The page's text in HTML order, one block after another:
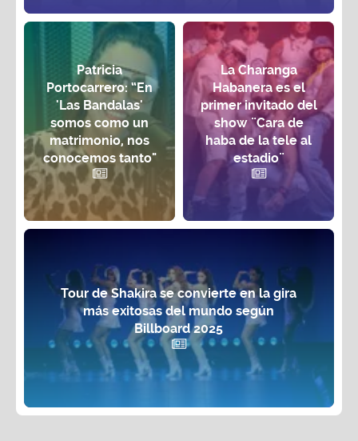
Patricia
Portocarrero: “En
'Las Bandalas'
somos como un
matrimonio, nos
conocemos tanto"
La Charanga
Habanera es el
primer invitado del
show ¨Cara de
haba de la tele al
estadio¨
Tour de Shakira se convierte en la gira
más exitosas del mundo según
Billboard 2025